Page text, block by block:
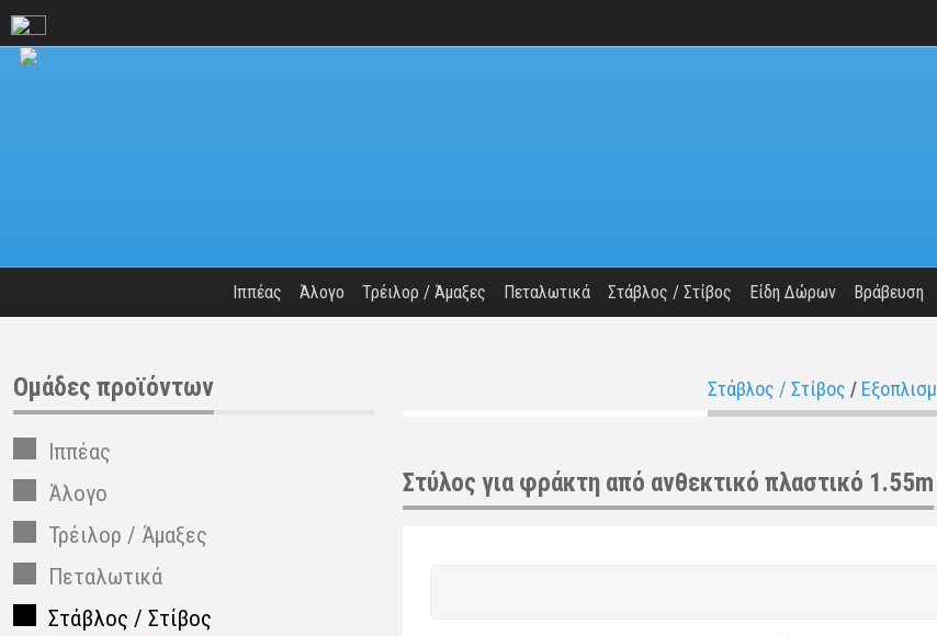
Ιππέας Άλογο Τρέιλορ / Άμαξες Πεταλωτικά Στάβλος / Στίβος Είδη Δώρων Βράβευση
Στάβλος / Στίβος /
Στύ­λος για φρά­κτη από αν­θε­κτι­κό πλα­στι­κό 1.55m
Ομάδες προϊόντων
Ιππέας
Άλογο
Τρέιλορ / Άμαξες
Πεταλωτικά
Στάβλος / Στίβος